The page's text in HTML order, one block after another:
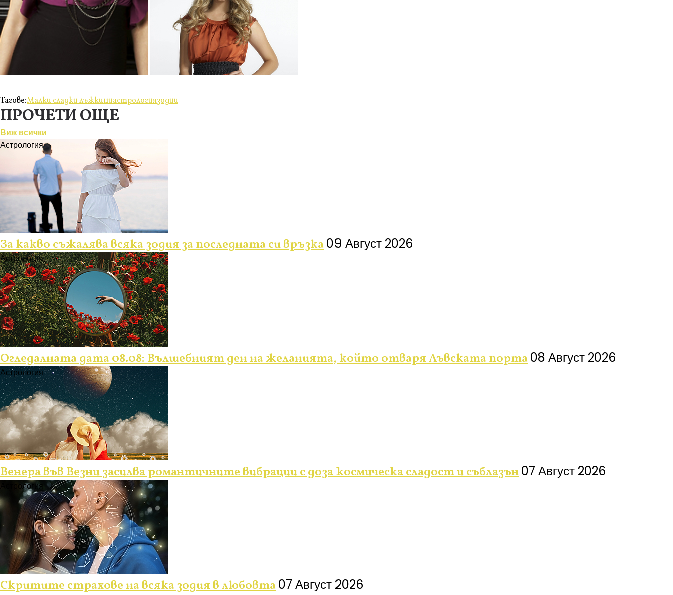
Тагове:Малки сладки лъжкиниастрологиязодии
ПРОЧЕТИ ОЩЕ
Виж всички
Астрология
За какво съжалява всяка зодия за последната си връзка09 Август 2026
Астрология
Огледалната дата 08.08: Вълшебният ден на желанията, който отваря Лъвската порта08 Август 2026
Астрология
Венера във Везни засилва романтичните вибрации с доза космическа сладост и съблазън07 Август 2026
Астрология
Скритите страхове на всяка зодия в любовта07 Август 2026